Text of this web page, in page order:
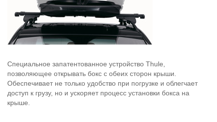
Специальное запатентованное устройство Thule,
позволяющее открывать бокс с обеих сторон крыши.
Обеспечивает не только удобство при погрузке и облегчает
доступ к грузу, но и ускоряет процесс установки бокса на
крыше.